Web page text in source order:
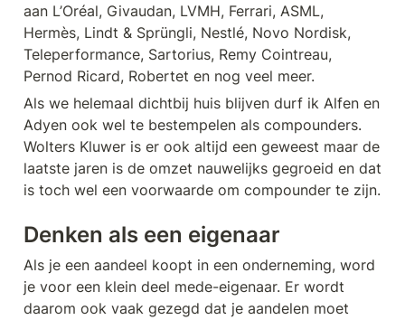
aan L’Oréal, Givaudan, LVMH, Ferrari, ASML,
Hermès, Lindt & Sprüngli, Nestlé, Novo Nordisk,
Teleperformance, Sartorius, Remy Cointreau,
Pernod Ricard, Robertet en nog veel meer.
Als we helemaal dichtbij huis blijven durf ik Alfen en
Adyen ook wel te bestempelen als compounders.
Wolters Kluwer is er ook altijd een geweest maar de
laatste jaren is de omzet nauwelijks gegroeid en dat
Denken als een eigenaar
Als je een aandeel koopt in een onderneming, word
je voor een klein deel mede-eigenaar. Er wordt
daarom ook vaak gezegd dat je aandelen moet